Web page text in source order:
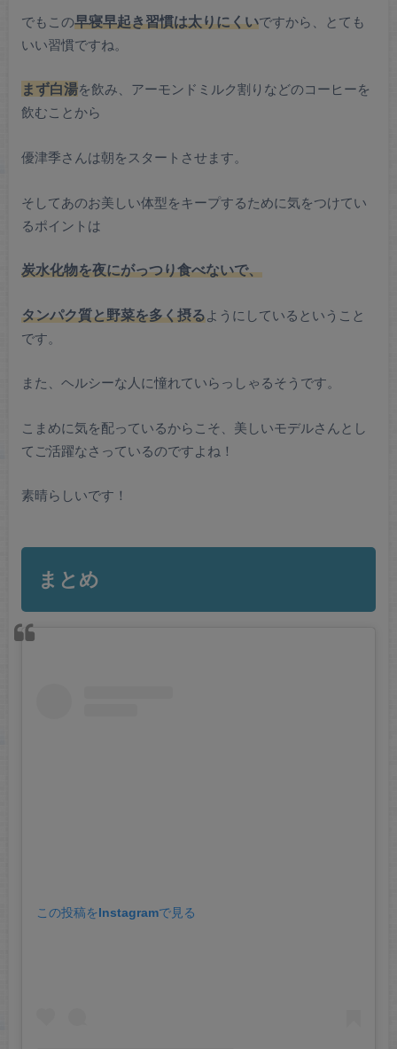
でもこの早寝早起き習慣は太りにくいですから、とても
いい習慣ですね。
まず白湯を飲み、アーモンドミルク割りなどのコーヒーを
飲むことから
優津季さんは朝をスタートさせます。
そしてあのお美しい体型をキープするために気をつけてい
るポイントは
炭水化物を夜にがっつり食べないで、
タンパク質と野菜を多く摂るようにしているということ
です。
また、ヘルシーな人に憧れていらっしゃるそうです。
こまめに気を配っているからこそ、美しいモデルさんとし
てご活躍なさっているのですよね！
素晴らしいです！
まとめ
この投稿をInstagramで見る